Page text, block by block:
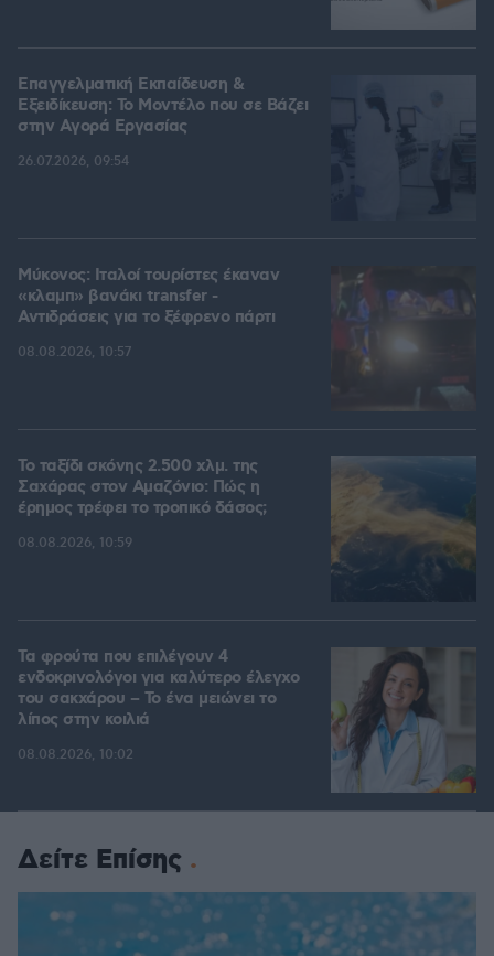
Επαγγελματική Εκπαίδευση &
Εξειδίκευση: Το Mοντέλο που σε Bάζει
στην Aγορά Eργασίας
26.07.2026, 09:54
Μύκονος: Ιταλοί τουρίστες έκαναν
«κλαμπ» βανάκι transfer -
Αντιδράσεις για το ξέφρενο πάρτι
08.08.2026, 10:57
Το ταξίδι σκόνης 2.500 χλμ. της
Σαχάρας στον Αμαζόνιο: Πώς η
έρημος τρέφει το τροπικό δάσος;
08.08.2026, 10:59
Τα φρούτα που επιλέγουν 4
ενδοκρινολόγοι για καλύτερο έλεγχο
του σακχάρου – Το ένα μειώνει το
λίπος στην κοιλιά
08.08.2026, 10:02
Δείτε Επίσης